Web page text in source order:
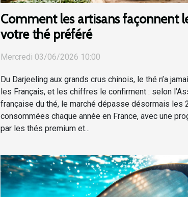
Comment les artisans façonnent
votre thé préféré
Mercredi 03/06/2026 10:00
Du Darjeeling aux grands crus chinois, le thé n’a
les Français, et les chiffres le confirment : selon
française du thé, le marché dépasse désormais les
consommées chaque année en France, avec une
par les thés premium et...